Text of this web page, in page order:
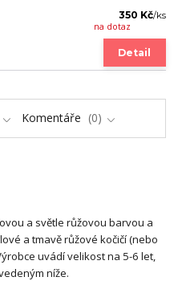
350 Kč/ks
na dotaz
Detail
Komentáře 0
a světle růžovou barvou a
a tmavě růžové kočičí (nebo
uvádí velikost na 5-6 let,
níže.